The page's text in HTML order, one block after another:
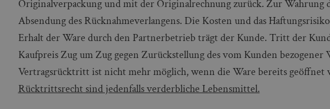
Originalverpackung und mit der Originalrechnung zurück. Zur Wahrung
Absendung des Rücknahmeverlangens. Die Kosten und das
Erhalt der Ware durch den Partnerbetrieb trägt der Kunde. Tritt der
Kaufpreis Zug um Zug gegen Zurückstellung des vom Kunden
Vertragsrücktritt ist nicht mehr möglich, wenn die Ware bereits geöffnet
Rücktrittsrecht sind jedenfalls verderbliche Lebensmittel.